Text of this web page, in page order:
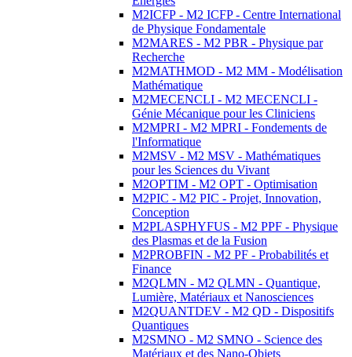
M2ICFP - M2 ICFP - Centre International
de Physique Fondamentale
M2MARES - M2 PBR - Physique par
Recherche
M2MATHMOD - M2 MM - Modélisation
Mathématique
M2MECENCLI - M2 MECENCLI -
Génie Mécanique pour les Cliniciens
M2MPRI - M2 MPRI - Fondements de
l'Informatique
M2MSV - M2 MSV - Mathématiques
pour les Sciences du Vivant
M2OPTIM - M2 OPT - Optimisation
M2PIC - M2 PIC - Projet, Innovation,
Conception
M2PLASPHYFUS - M2 PPF - Physique
des Plasmas et de la Fusion
M2PROBFIN - M2 PF - Probabilités et
Finance
M2QLMN - M2 QLMN - Quantique,
Lumière, Matériaux et Nanosciences
M2QUANTDEV - M2 QD - Dispositifs
Quantiques
M2SMNO - M2 SMNO - Science des
Matériaux et des Nano-Objets